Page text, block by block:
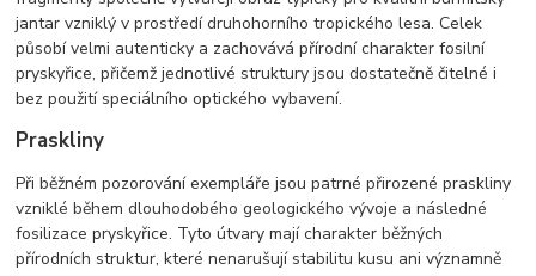
jantar vzniklý v prostředí druhohorního tropického lesa. Celek
působí velmi autenticky a zachovává přírodní charakter fosilní
pryskyřice, přičemž jednotlivé struktury jsou dostatečně čitelné i
bez použití speciálního optického vybavení.
Praskliny
Při běžném pozorování exempláře jsou patrné přirozené praskliny
vzniklé během dlouhodobého geologického vývoje a následné
fosilizace pryskyřice. Tyto útvary mají charakter běžných
přírodních struktur, které nenarušují stabilitu kusu ani významně